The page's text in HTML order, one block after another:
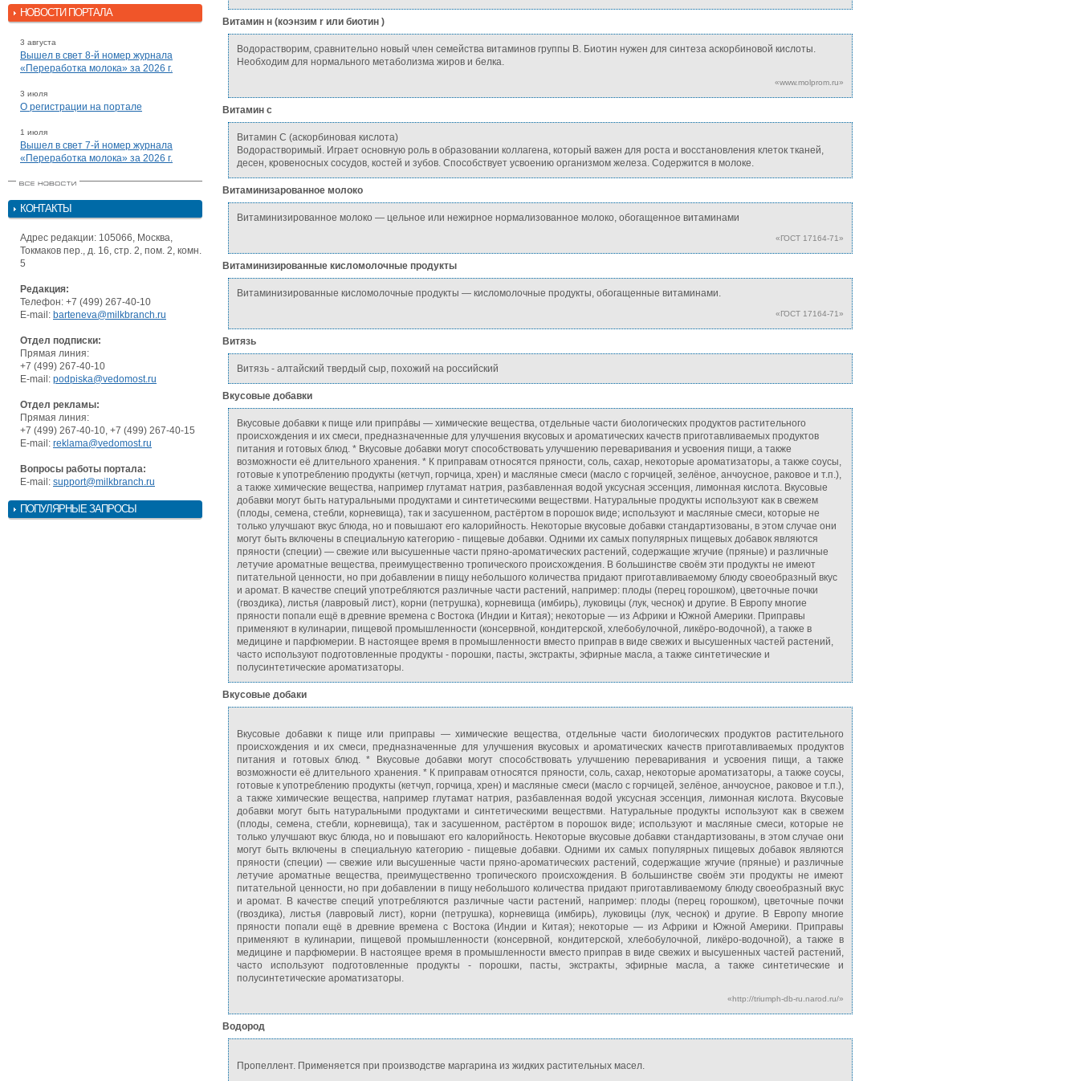
НОВОСТИ ПОРТАЛА
3 августа
Вышел в свет 8-й номер журнала
«Переработка молока» за 2026 г.
3 июля
О регистрации на портале
1 июля
Вышел в свет 7-й номер журнала
«Переработка молока» за 2026 г.
КОНТАКТЫ
Адрес редакции: 105066, Москва,
Токмаков пер., д. 16, стр. 2, пом. 2, комн.
5
Редакция:
Телефон: +7 (499) 267-40-10
E-mail: barteneva@milkbranch.ru
Отдел подписки:
Прямая линия:
+7 (499) 267-40-10
E-mail: podpiska@vedomost.ru
Отдел рекламы:
Прямая линия:
+7 (499) 267-40-10, +7 (499) 267-40-15
E-mail: reklama@vedomost.ru
Вопросы работы портала:
E-mail: support@milkbranch.ru
ПОПУЛЯРНЫЕ ЗАПРОСЫ
Витамин н (коэнзим r или биотин )
Водорастворим, сравнительно новый член семейства витаминов группы В. Биотин нужен для синтеза аскорбиновой кислоты.
Необходим для нормального метаболизма жиров и белка.
«www.molprom.ru»
Витамин с
Витамин С (аскорбиновая кислота)
Водорастворимый. Играет основную роль в образовании коллагена, который важен для роста и восстановления клеток тканей,
десен, кровеносных сосудов, костей и зубов. Способствует усвоению организмом железа. Содержится в молоке.
Витаминизарованное молоко
Витаминизированное молоко — цельное или нежирное нормализованное молоко, обогащенное витаминами
«ГОСТ 17164-71»
Витаминизированные кисломолочные продукты
Витаминизированные кисломолочные продукты — кисломолочные продукты, обогащенные витаминами.
«ГОСТ 17164-71»
Витязь
Витязь - алтайский твердый сыр, похожий на российский
Вкусовые добавки
Вкусовые добавки к пище или припра́вы — химические вещества, отдельные части биологических продуктов растительного
происхождения и их смеси, предназначенные для улучшения вкусовых и ароматических качеств приготавливаемых продуктов
питания и готовых блюд. * Вкусовые добавки могут способствовать улучшению переваривания и усвоения пищи, а также
возможности её длительного хранения. * К приправам относятся пряности, соль, сахар, некоторые ароматизаторы, а также соусы,
готовые к употреблению продукты (кетчуп, горчица, хрен) и масляные смеси (масло с горчицей, зелёное, анчоусное, раковое и т.п.),
а также химические вещества, например глутамат натрия, разбавленная водой уксусная эссенция, лимонная кислота. Вкусовые
добавки могут быть натуральными продуктами и синтетическими веществми. Натуральные продукты используют как в свежем
(плоды, семена, стебли, корневища), так и засушенном, растёртом в порошок виде; используют и масляные смеси, которые не
только улучшают вкус блюда, но и повышают его калорийность. Некоторые вкусовые добавки стандартизованы, в этом случае они
могут быть включены в специальную категорию - пищевые добавки. Одними их самых популярных пищевых добавок являются
пряности (специи) — свежие или высушенные части пряно-ароматических растений, содержащие жгучие (пряные) и различные
летучие ароматные вещества, преимущественно тропического происхождения. В большинстве своём эти продукты не имеют
питательной ценности, но при добавлении в пищу небольшого количества придают приготавливаемому блюду своеобразный вкус
и аромат. В качестве специй употребляются различные части растений, например: плоды (перец горошком), цветочные почки
(гвоздика), листья (лавровый лист), корни (петрушка), корневища (имбирь), луковицы (лук, чеснок) и другие. В Европу многие
пряности попали ещё в древние времена с Востока (Индии и Китая); некоторые — из Африки и Южной Америки. Приправы
применяют в кулинарии, пищевой промышленности (консервной, кондитерской, хлебобулочной, ликёро-водочной), а также в
медицине и парфюмерии. В настоящее время в промышленности вместо приправ в виде свежих и высушенных частей растений,
часто используют подготовленные продукты - порошки, пасты, экстракты, эфирные масла, а также синтетические и
полусинтетические ароматизаторы.
Вкусовые добаки
Вкусовые добавки к пище или приправы — химические вещества, отдельные части биологических продуктов растительного
происхождения и их смеси, предназначенные для улучшения вкусовых и ароматических качеств приготавливаемых продуктов
питания и готовых блюд. * Вкусовые добавки могут способствовать улучшению переваривания и усвоения пищи, а также
возможности её длительного хранения. * К приправам относятся пряности, соль, сахар, некоторые ароматизаторы, а также соусы,
готовые к употреблению продукты (кетчуп, горчица, хрен) и масляные смеси (масло с горчицей, зелёное, анчоусное, раковое и т.п.),
а также химические вещества, например глутамат натрия, разбавленная водой уксусная эссенция, лимонная кислота. Вкусовые
добавки могут быть натуральными продуктами и синтетическими веществми. Натуральные продукты используют как в свежем
(плоды, семена, стебли, корневища), так и засушенном, растёртом в порошок виде; используют и масляные смеси, которые не
только улучшают вкус блюда, но и повышают его калорийность. Некоторые вкусовые добавки стандартизованы, в этом случае они
могут быть включены в специальную категорию - пищевые добавки. Одними их самых популярных пищевых добавок являются
пряности (специи) — свежие или высушенные части пряно-ароматических растений, содержащие жгучие (пряные) и различные
летучие ароматные вещества, преимущественно тропического происхождения. В большинстве своём эти продукты не имеют
питательной ценности, но при добавлении в пищу небольшого количества придают приготавливаемому блюду своеобразный вкус
и аромат. В качестве специй употребляются различные части растений, например: плоды (перец горошком), цветочные почки
(гвоздика), листья (лавровый лист), корни (петрушка), корневища (имбирь), луковицы (лук, чеснок) и другие. В Европу многие
пряности попали ещё в древние времена с Востока (Индии и Китая); некоторые — из Африки и Южной Америки. Приправы
применяют в кулинарии, пищевой промышленности (консервной, кондитерской, хлебобулочной, ликёро-водочной), а также в
медицине и парфюмерии. В настоящее время в промышленности вместо приправ в виде свежих и высушенных частей растений,
часто используют подготовленные продукты - порошки, пасты, экстракты, эфирные масла, а также синтетические и
полусинтетические ароматизаторы.
«http://triumph-db-ru.narod.ru/»
Водород
Пропеллент. Применяется при производстве маргарина из жидких растительных масел.